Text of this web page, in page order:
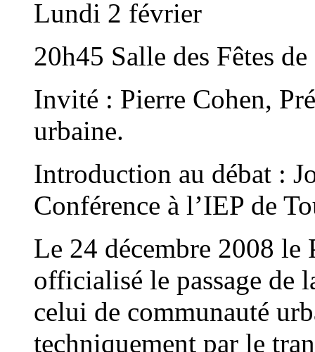
Lundi 2 février
20h45 Salle des Fêtes
Invité : Pierre Cohen,
urbaine.
Introduction au débat :
Conférence à l’IEP de
Le 24 décembre 2008 le
officialisé le passage de
celui de communauté
techniquement par le